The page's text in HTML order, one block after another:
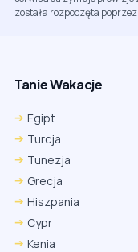
została rozpoczęta
Tanie Wakacje
Egipt
Turcja
Tunezja
Grecja
Hiszpania
Cypr
Kenia